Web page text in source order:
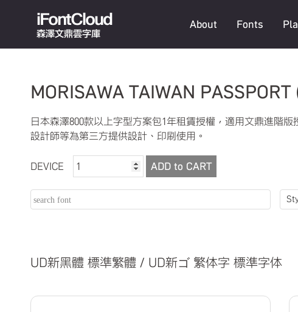
iFontCloud
森澤文鼎雲字庫
About Fonts
MORISAWA TAIWAN PASSPORT
日本森澤800款以上字型方案包1年租賃授權，適用文鼎進階
設計師等為第三方提供設計、印刷使用。
DEVICE ADD to CART
UD新黑體 標準繁體 / UD新ゴ 繁体字 標準字体